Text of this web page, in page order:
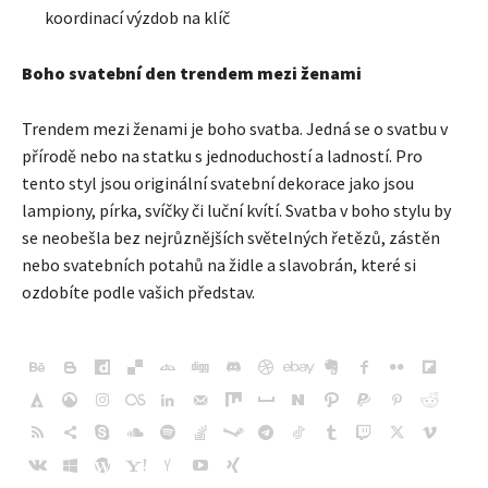
koordinací výzdob na klíč
Boho svatební den trendem mezi ženami
Trendem mezi ženami je boho svatba. Jedná se o svatbu v
přírodě nebo na statku s jednoduchostí a ladností. Pro
tento styl jsou originální svatební dekorace jako jsou
lampiony, pírka, svíčky či luční kvítí. Svatba v boho stylu by
se neobešla bez nejrůznějších světelných řetězů, zástěn
nebo svatebních potahů na židle a slavobrán, které si
ozdobíte podle vašich představ.